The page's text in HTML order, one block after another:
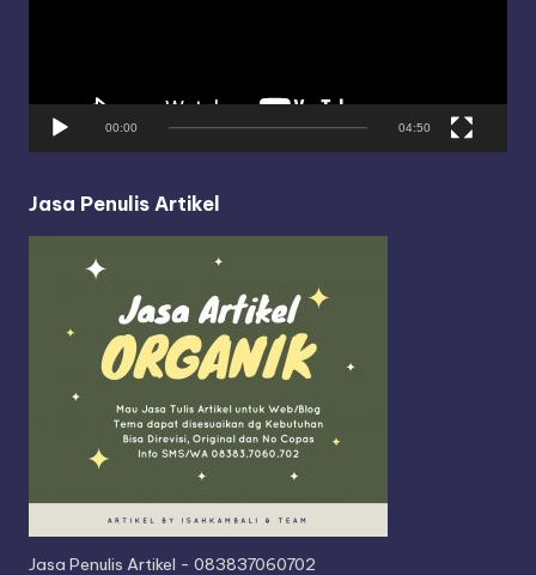
00:00 04:50
Jasa Penulis Artikel
Jasa Penulis Artikel - 083837060702